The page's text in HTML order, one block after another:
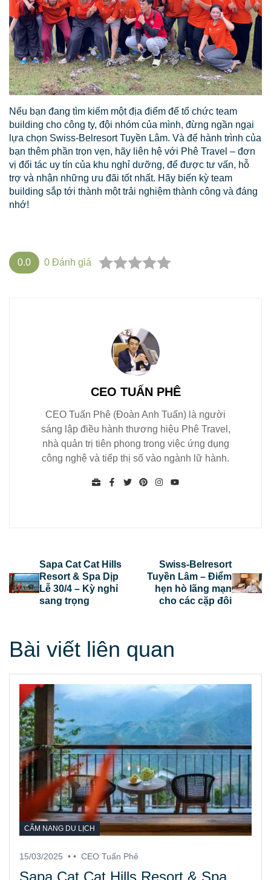
Nếu bạn đang tìm kiếm một địa điểm để tổ chức team
building cho công ty, đội nhóm của mình, đừng ngần ngại
lựa chọn Swiss-Belresort Tuyền Lâm. Và để hành trình của
bạn thêm phần trọn vẹn, hãy liên hệ với Phê Travel – đơn
vị đối tác uy tín của khu nghỉ dưỡng, để được tư vấn, hỗ
trợ và nhận những ưu đãi tốt nhất. Hãy biến kỳ team
building sắp tới thành một trải nghiệm thành công và đáng
nhớ!
0.0 0 Đánh giá
CEO TUẤN PHÊ
CEO Tuấn Phê (Đoàn Anh Tuấn) là người
sáng lập điều hành thương hiệu Phê Travel,
nhà quản trị tiên phong trong việc ứng dụng
công nghệ và tiếp thị số vào ngành lữ hành.
Sapa Cat Cat Hills
Resort & Spa Dịp
Lễ 30/4 – Kỳ nghỉ
sang trọng
Swiss-Belresort
Tuyền Lâm – Điểm
hẹn hò lãng mạn
cho các cặp đôi
Bài viết liên quan
CẨM NANG DU LỊCH
15/03/2025 • • CEO Tuấn Phê